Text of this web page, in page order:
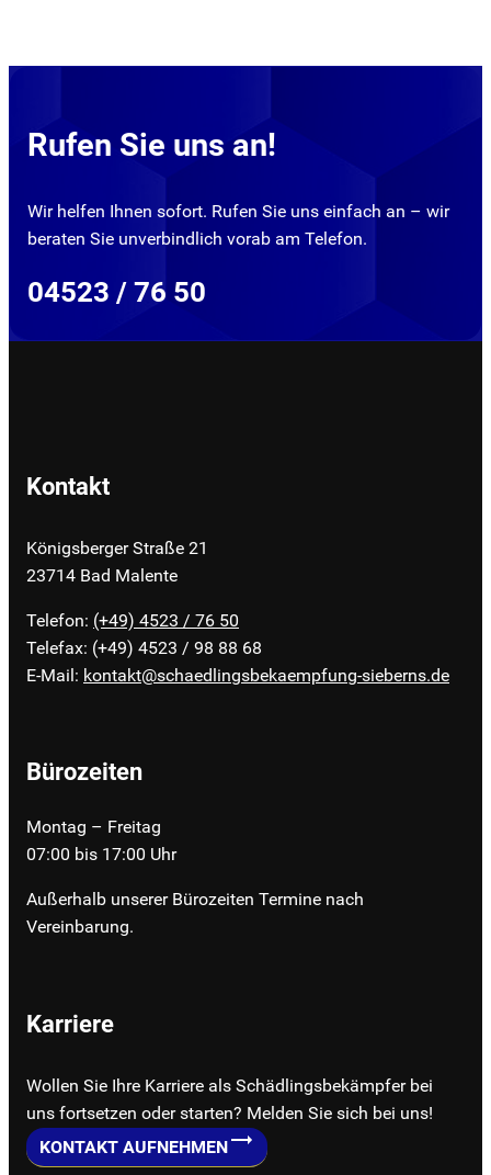
Rufen Sie uns an!
Wir helfen Ihnen sofort. Rufen Sie uns einfach an – wir
beraten Sie unverbindlich vorab am Telefon.
04523 / 76 50
Kontakt
Königsberger Straße 21
23714 Bad Malente
Telefon: (+49) 4523 / 76 50
Telefax: (+49) 4523 / 98 88 68
E-Mail: kontakt@schaedlingsbekaempfung-sieberns.de
Bürozeiten
Montag – Freitag
07:00 bis 17:00 Uhr
Außerhalb unserer Bürozeiten Termine nach
Vereinbarung.
Karriere
Wollen Sie Ihre Karriere als Schädlingsbekämpfer bei
uns fortsetzen oder starten? Melden Sie sich bei uns!
KONTAKT AUFNEHMEN